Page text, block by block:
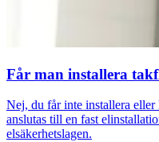
Får man installera
Nej, du får inte installera
anslutas till en fast
elsäkerhetslagen.